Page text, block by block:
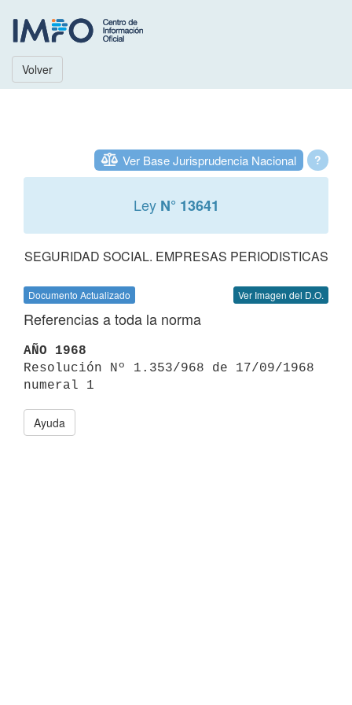
Volver
?
Ver Base Jurisprudencia Nacional
Ley N° 13641
SEGURIDAD SOCIAL. EMPRESAS PERIODISTICAS
Documento Actualizado Ver Imagen del D.O.
Referencias a toda la norma
AÑO 1968
Resolución Nº 1.353/968 de 17/09/1968
Ayuda